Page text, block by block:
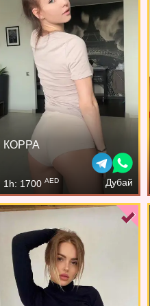
КОРРА
1h: 1700AED Дубай